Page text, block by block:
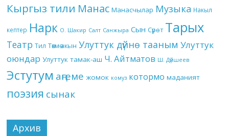
Кыргыз тили Манас Манасчылар Музыка Накыл
кептер Нарк О. Шакир Салт Санжыра Сын Сүрөт Тарых
Театр Тил Төкмө акын Улуттук дүйнө тааным Улуттук
оюндар Улуттук тамак-аш Ч. Айтматов Ш. Дүйшеев
Эстутум аңгеме жомок комуз котормо маданият
поэзия сынак
Архив